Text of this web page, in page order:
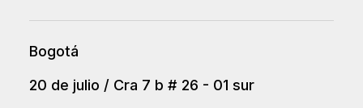
Bogotá
20 de julio / Cra 7 b # 26 - 01 sur